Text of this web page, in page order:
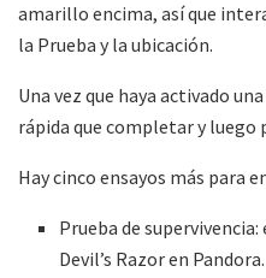
amarillo encima, así que
la Prueba y la ubicación.
Una vez que haya activado
rápida que completar y luego
Hay cinco ensayos más para
Prueba de
Devil’s Razor en Pandora.